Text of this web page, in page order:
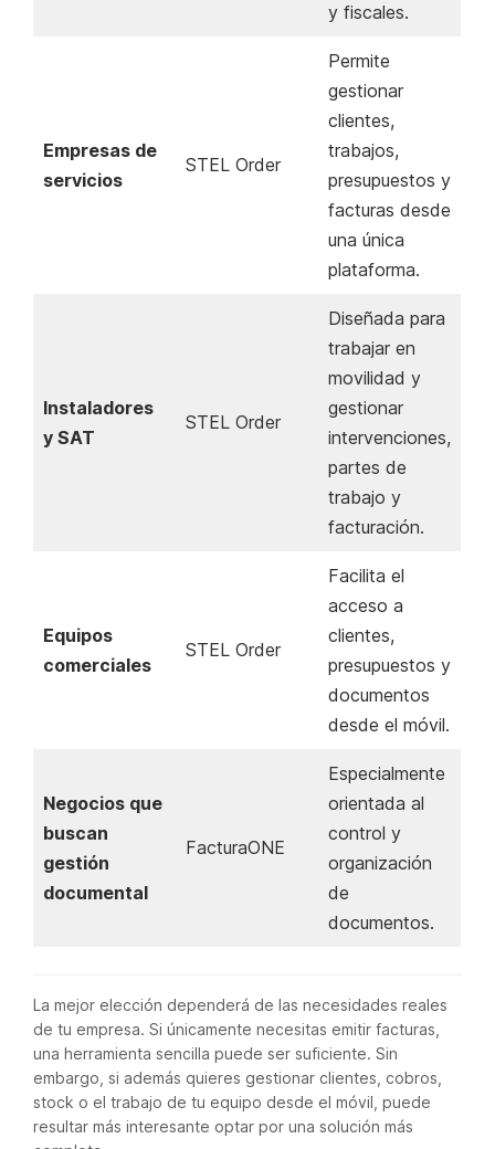
y fiscales.
Empresas de
servicios
STEL Order
Permite
gestionar
clientes,
trabajos,
presupuestos y
facturas desde
una única
plataforma.
Instaladores
y SAT
STEL Order
Diseñada para
trabajar en
movilidad y
gestionar
intervenciones,
partes de
trabajo y
facturación.
Equipos
comerciales
STEL Order
Facilita el
acceso a
clientes,
presupuestos y
documentos
desde el móvil.
Negocios que
buscan
gestión
documental
FacturaONE
Especialmente
orientada al
control y
organización
de
documentos.
La mejor elección dependerá de las necesidades reales
de tu empresa. Si únicamente necesitas emitir facturas,
una herramienta sencilla puede ser suficiente. Sin
embargo, si además quieres gestionar clientes, cobros,
stock o el trabajo de tu equipo desde el móvil, puede
resultar más interesante optar por una solución más